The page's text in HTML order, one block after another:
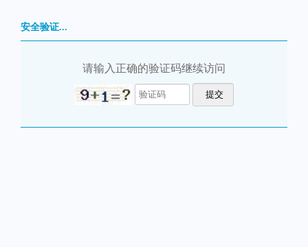
安全验证...
请输入正确的验证码继续访问